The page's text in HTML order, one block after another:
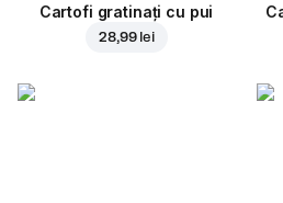
Cartofi gratinați cu pui
28,99 lei